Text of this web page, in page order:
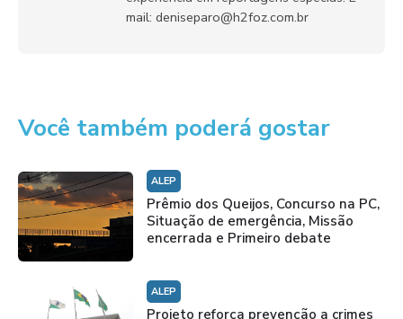
mail: deniseparo@h2foz.com.br
Você também poderá gostar
ALEP
Prêmio dos Queijos, Concurso na PC,
Situação de emergência, Missão
encerrada e Primeiro debate
ALEP
Projeto reforça prevenção a crimes